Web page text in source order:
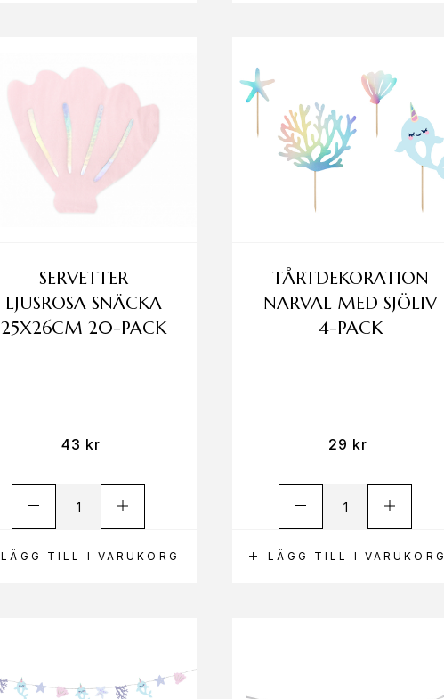
LÄGG TILL I VARUKORG
SERVETTER
LJUSROSA SNÄCKA
25X26CM 20-PACK
43 kr
LÄGG TILL I VARUKORG
TÅRTDEKORATION
NARVAL MED SJÖLIV
4-PACK
29 kr